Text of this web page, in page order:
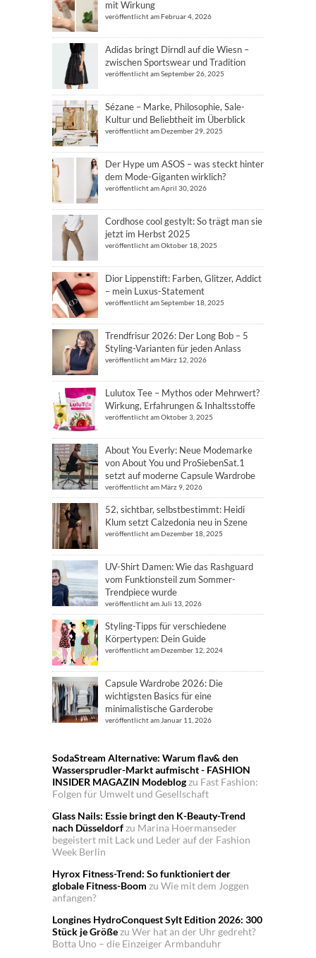
mit Wirkung
veröffentlicht am Februar 4, 2026
Adidas bringt Dirndl auf die Wiesn –
zwischen Sportswear und Tradition
veröffentlicht am September 26, 2025
Sézane – Marke, Philosophie, Sale-
Kultur und Beliebtheit im Überblick
veröffentlicht am Dezember 29, 2025
Der Hype um ASOS – was steckt hinter
dem Mode-Giganten wirklich?
veröffentlicht am April 30, 2026
Cordhose cool gestylt: So trägt man sie
jetzt im Herbst 2025
veröffentlicht am Oktober 18, 2025
Dior Lippenstift: Farben, Glitzer, Addict
– mein Luxus-Statement
veröffentlicht am September 18, 2025
Trendfrisur 2026: Der Long Bob – 5
Styling-Varianten für jeden Anlass
veröffentlicht am März 12, 2026
Lulutox Tee – Mythos oder Mehrwert?
Wirkung, Erfahrungen & Inhaltsstoffe
veröffentlicht am Oktober 3, 2025
About You Everly: Neue Modemarke
von About You und ProSiebenSat.1
setzt auf moderne Capsule Wardrobe
veröffentlicht am März 9, 2026
52, sichtbar, selbstbestimmt: Heidi
Klum setzt Calzedonia neu in Szene
veröffentlicht am Dezember 18, 2025
UV-Shirt Damen: Wie das Rashguard
vom Funktionsteil zum Sommer-
Trendpiece wurde
veröffentlicht am Juli 13, 2026
Styling-Tipps für verschiedene
Körpertypen: Dein Guide
veröffentlicht am Dezember 12, 2024
Capsule Wardrobe 2026: Die
wichtigsten Basics für eine
minimalistische Garderobe
veröffentlicht am Januar 11, 2026
SodaStream Alternative: Warum flav& den
Wassersprudler-Markt aufmischt - FASHION
INSIDER MAGAZIN Modeblogzu Fast Fashion:
Folgen für Umwelt und Gesellschaft
Glass Nails: Essie bringt den K-Beauty-Trend
nach Düsseldorfzu Marina Hoermanseder
begeistert mit Lack und Leder auf der Fashion
Week Berlin
Hyrox Fitness-Trend: So funktioniert der
globale Fitness-Boom zu Wie mit dem Joggen
anfangen?
Longines HydroConquest Sylt Edition 2026: 300
Stück je Größezu Wer hat an der Uhr gedreht?
Botta Uno – die Einzeiger Armbanduhr